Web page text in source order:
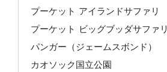
プーケット アイランドサファリ
プーケット ビッグブッダサファリ
パンガー（ジェームスボンド）
カオソック国立公園